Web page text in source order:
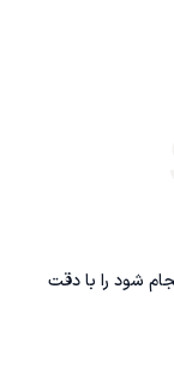
شود را با دقت